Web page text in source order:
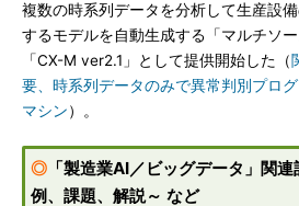
複数の時系列データを分析して生産設
するモデルを自動生成する「マルチソ
「CX-M ver2.1」として提供開始した（
要、時系列データのみで異常判別プロ
マシン）。
◎ 「製造業AI／ビッグデータ」関
例、課題、解説～ など